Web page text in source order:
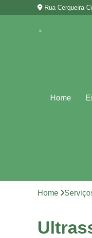
Rua Cerqueira
Home
Home